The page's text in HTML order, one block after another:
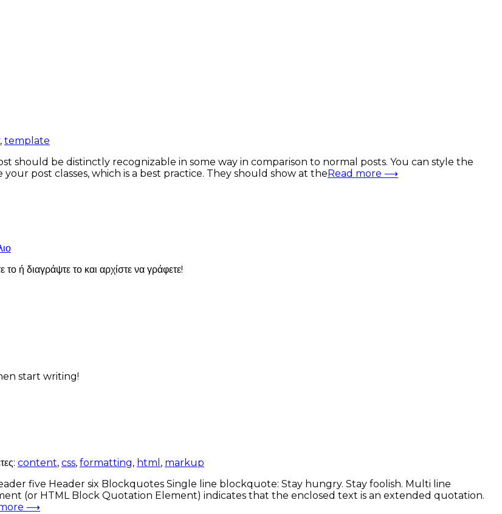
, template
should be distinctly recognizable in some way in comparison to normal posts. You can style the
post classes, which is a best practice. They should show at theRead more ⟶
στο
κόσμε!
ή διαγράψτε το και αρχίστε να γράφετε!
start writing!
content, css, formatting, html , markup
five Header six Blockquotes Single line blockquote: Stay hungry. Stay foolish. Multi line
(or HTML Block Quotation Element) indicates that the enclosed text is an extended quotation.
more ⟶